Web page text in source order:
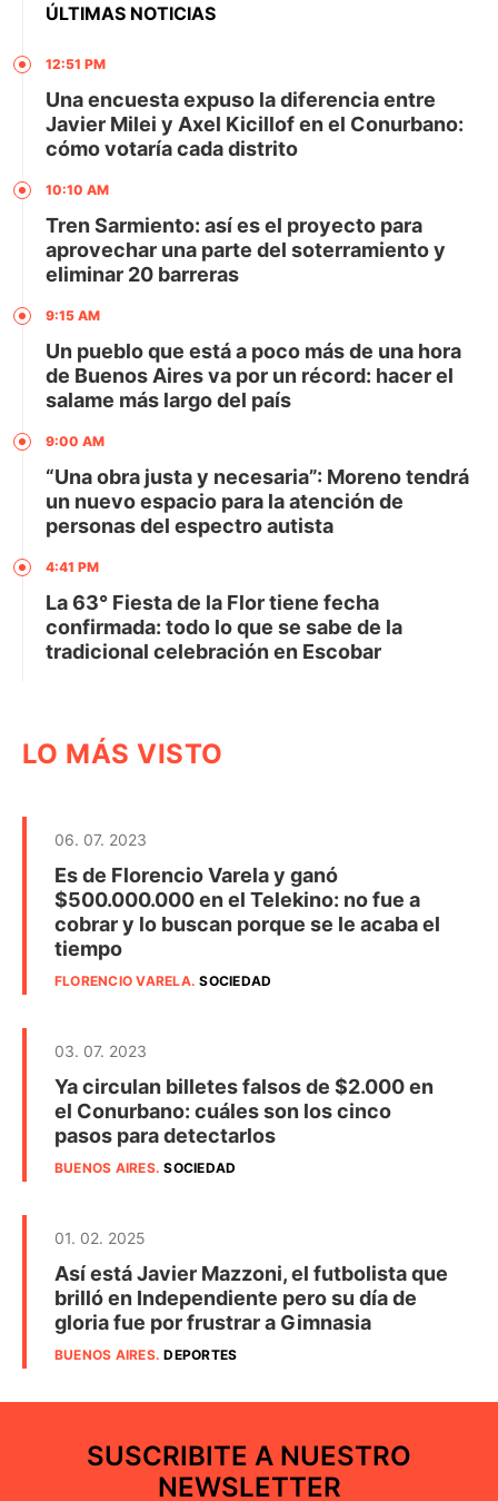
ÚLTIMAS NOTICIAS
12:51 PM
Una encuesta expuso la diferencia entre
Javier Milei y Axel Kicillof en el Conurbano:
cómo votaría cada distrito
10:10 AM
Tren Sarmiento: así es el proyecto para
aprovechar una parte del soterramiento y
eliminar 20 barreras
9:15 AM
Un pueblo que está a poco más de una hora
de Buenos Aires va por un récord: hacer el
salame más largo del país
9:00 AM
“Una obra justa y necesaria”: Moreno tendrá
un nuevo espacio para la atención de
personas del espectro autista
4:41 PM
La 63° Fiesta de la Flor tiene fecha
confirmada: todo lo que se sabe de la
tradicional celebración en Escobar
LO MÁS VISTO
06. 07. 2023
Es de Florencio Varela y ganó
$500.000.000 en el Telekino: no fue a
cobrar y lo buscan porque se le acaba el
tiempo
FLORENCIO VARELA.SOCIEDAD
03. 07. 2023
Ya circulan billetes falsos de $2.000 en
el Conurbano: cuáles son los cinco
pasos para detectarlos
BUENOS AIRES.SOCIEDAD
01. 02. 2025
Así está Javier Mazzoni, el futbolista que
brilló en Independiente pero su día de
gloria fue por frustrar a Gimnasia
BUENOS AIRES.DEPORTES
SUSCRIBITE A NUESTRO
NEWSLETTER